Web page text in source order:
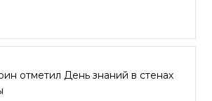
отметил День знаний в стенах